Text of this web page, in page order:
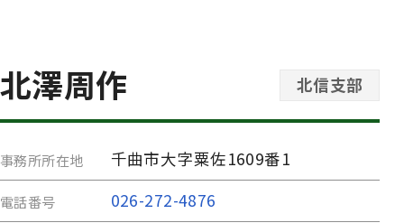
北澤周作 北信支部
事務所所在地 千曲市大字粟佐1609番1
電話番号 026-272-4876